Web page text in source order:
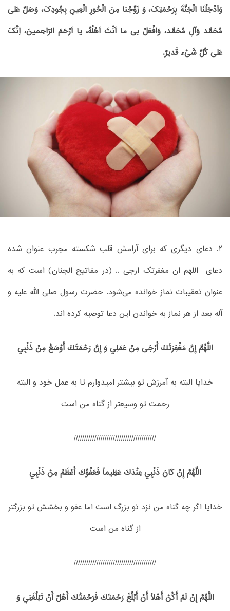
وَاَدْخِلْنَا الْجَنَّةَ بِرَحْمَتِکَ، وَ زَوِّجْنا مِنَ الْحُورِ الْعِینِ بِجُودِکَ، وَصَلِّ عَلى
مُحَمَّد وَآلِ مُحَمَّد، وَافْعَلْ بى ما اَنْتَ اَهْلُهُ، یا اَرْحَمَ الرّاحِمینَ، اِنَّکَ
عَلى کُلِّ شَىْء قَدیرٌ.
2. دعای دیگری که برای آرامش قلب شکسته مجرب عنوان شده
دعای اللهم ان مغفرتک ارجی .. (در مفاتیح الجنان) است که به
عنوان تعقیبات نماز خوانده می‌شود. حضرت رسول صلى الله عليه و
آله بعد از هر نماز به خواندن این دعا توصیه کرده اند.
اللَّهُمَّ إِنَّ مَغْفِرَتَكَ أَرْجَى مِنْ عَمَلِي وَ إِنَّ رَحْمَتَكَ أَوْسَعُ مِنْ ذَنْبِي‏
خدايا البته به آمرزش تو بيشتر اميدوارم تا به عمل خود و البته
رحمت تو وسيعتر از گناه من است
////////////////////////////////////////
اللَّهُمَّ إِنْ كَانَ ذَنْبِي عِنْدَكَ عَظِيماً فَعَفْوُكَ أَعْظَمُ مِنْ ذَنْبِي‏
خدايا اگر چه گناه من نزد تو بزرگ است اما عفو و بخشش تو بزرگتر
از گناه من است
////////////////////////////////////////
اللَّهُمَّ إِنْ لَمْ أَكُنْ أَهْلاً أَنْ أَبْلُغَ رَحْمَتَكَ فَرَحْمَتُكَ أَهْلٌ أَنْ تَبْلُغَنِي وَ